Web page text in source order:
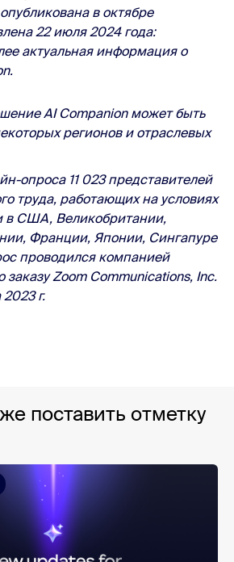
в октябре
22 июля 2024 года:
актуальная информация о
AI Companion может быть
регионов и отраслевых
опроса 11 023 представителей
труда, работающих на условиях
в США, Великобритании,
Франции, Японии, Сингапуре
проводился компанией
заказу Zoom Communications, Inc.
2023 г.
поставить отметку